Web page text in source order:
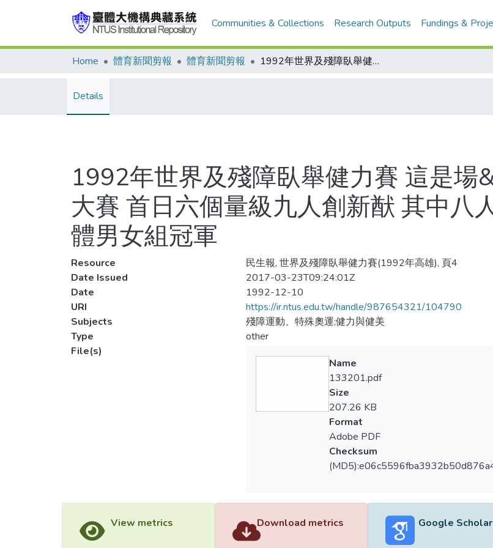
Communities & Collections Research Outputs Fundings &
Home 體育新聞剪報 體育新聞剪報 1992年世界及殘障臥舉健力賽 這是場&quot;破&quot;世界紀錄大賽 首日六個量級九人創新猷 其中八人是女性 中華摘下殘障團體男女組冠軍
Details
1992年世界及殘障臥舉健力賽 這是場
大賽 首日六個量級九人創新猷 其中八
體男女組冠軍
Resource
民生報, 世界及殘障臥舉健力賽(1992年高雄), 頁4
Date Issued
2017-03-23T09:24:01Z
Date
1992-12-10
URI
https://ir.ntus.edu.tw/handle/987654321/104790
Subjects
殘障運動、特殊奧運;健力與健美
Type
other
File(s)
Name
133201.pdf
Size
207.26 KB
Format
Adobe PDF
Checksum
View metrics Download metrics Google Scholar